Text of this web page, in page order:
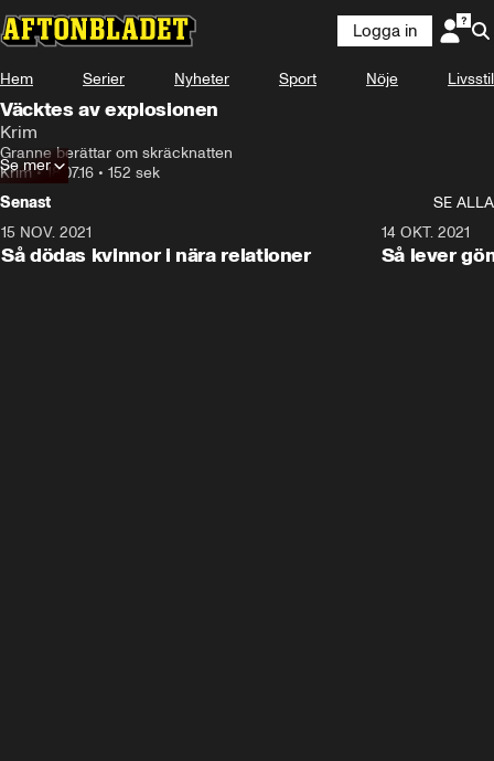
Logga in
Hem Serier Nyheter Sport Nöje Livsstil
Väcktes av explosionen
Krim
Granne berättar om skräcknatten
Krim•18.07.16 • 152 sek
Se mer
Senast
SE ALLA
15 NOV. 2021
Så dödas kvinnor i nära relationer
14 OKT. 2021
Så lever